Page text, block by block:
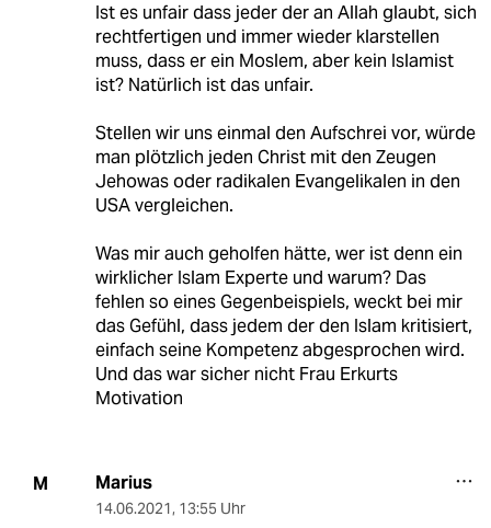
Ist es unfair dass jeder der an Allah glaubt, sich
rechtfertigen und immer wieder klarstellen
muss, dass er ein Moslem, aber kein Islamist
ist? Natürlich ist das unfair.
Stellen wir uns einmal den Aufschrei vor, würde
man plötzlich jeden Christ mit den Zeugen
Jehowas oder radikalen Evangelikalen in den
USA vergleichen.
Was mir auch geholfen hätte, wer ist denn ein
wirklicher Islam Experte und warum? Das
fehlen so eines Gegenbeispiels, weckt bei mir
das Gefühl, dass jedem der den Islam kritisiert,
einfach seine Kompetenz abgesprochen wird.
Und das war sicher nicht Frau Erkurts
Motivation
M Marius
14.06.2021, 13:55 Uhr